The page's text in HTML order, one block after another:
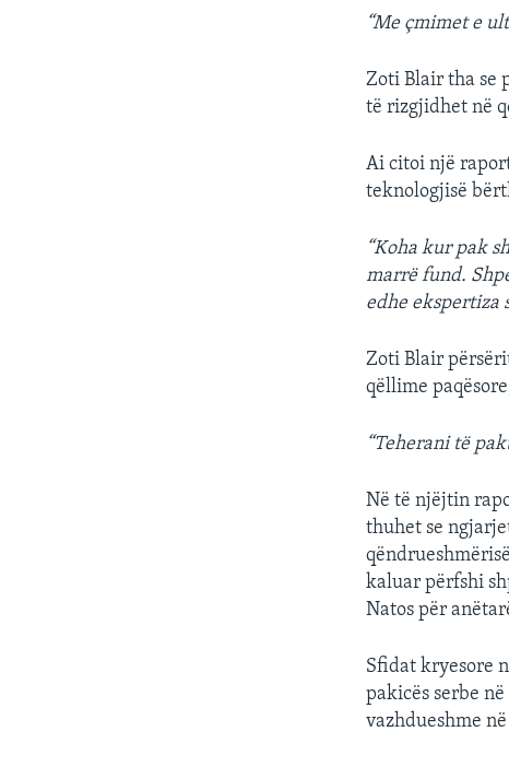
“Me çmimet e
Zoti Blair tha se
të rizgjidhet në
Ai citoi një
teknologjisë
“Koha kur pak
marrë fund.
edhe ekspertiza
Zoti Blair
qëllime
“Teherani të
Në të njëjtin
thuhet se
kaluar përfshi
Natos për
Sfidat kryesore
pakicës serbe
vazhdueshme